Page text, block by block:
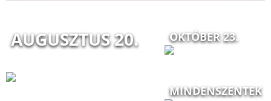
AUGUSZTUS 20. OKTÓBER 23.
MINDENSZENTEK